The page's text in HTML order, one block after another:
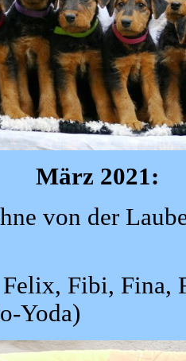
März 2021:
von der
Felix, Fibi, Fina,
Yoda)